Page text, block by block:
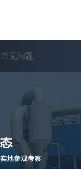
常见问题